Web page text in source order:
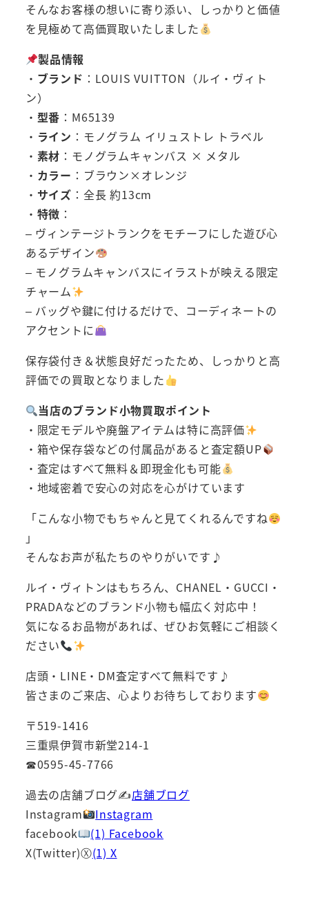
そんなお客様の想いに寄り添い、しっかりと価値
を見極めて高価買取いたしました
製品情報
・ ブランド ：LOUIS VUITTON（ルイ・ヴィト
ン）
・ 型番 ：M65139
・ ライン ：モノグラム イリュストレ トラベル
・ 素材 ：モノグラムキャンバス × メタル
・ カラー ：ブラウン×オレンジ
・ サイズ ：全長 約13cm
・ 特徴 ：
– ヴィンテージトランクをモチーフにした遊び心
あるデザイン
– モノグラムキャンバスにイラストが映える限定
チャーム
– バッグや鍵に付けるだけで、コーディネートの
アクセントに
保存袋付き＆状態良好だったため、しっかりと高
評価での買取となりました
当店のブランド小物買取ポイント
・限定モデルや廃盤アイテムは特に高評価
・箱や保存袋などの付属品があると査定額UP
・査定はすべて無料＆即現金化も可能
・地域密着で安心の対応を心がけています
「こんな小物でもちゃんと見てくれるんですね
」
そんなお声が私たちのやりがいです♪
ルイ・ヴィトンはもちろん、CHANEL・GUCCI・
PRADAなどのブランド小物も幅広く対応中！
気になるお品物があれば、ぜひお気軽にご相談く
ださい
店頭・LINE・DM査定すべて無料です♪
皆さまのご来店、心よりお待ちしております
〒519-1416
三重県伊賀市新堂214-1
☎0595-45-7766
過去の店舗ブログ✍店舗ブログ
Instagram
Instagram
facebook
(1) Facebook
X(Twitter)Ⓧ(1) X